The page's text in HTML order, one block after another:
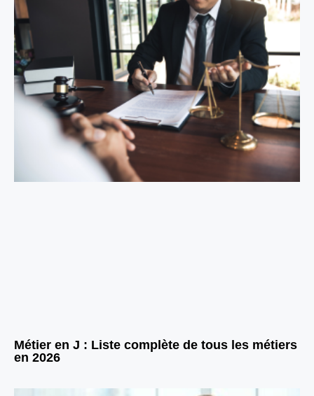
Métier en J : Liste complète de tous les métiers
en 2026